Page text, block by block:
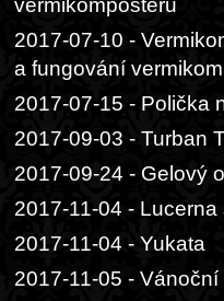
vermikompostéru
2017-07-10 -
a fungování
2017-07-15 - Polička
2017-09-03 - Turban
2017-09-24 - Gelový
2017-11-04 -
2017-11-04 - Yukata
2017-11-05 -